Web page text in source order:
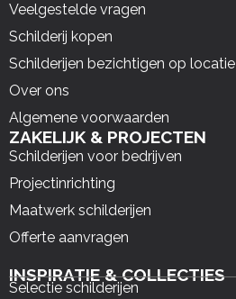
Veelgestelde vragen
Schilderij kopen
Schilderijen bezichtigen op locatie
Over ons
Algemene voorwaarden
ZAKELIJK & PROJECTEN
Schilderijen voor bedrijven
Projectinrichting
Maatwerk schilderijen
Offerte aanvragen
INSPIRATIE & COLLECTIES
Selectie schilderijen